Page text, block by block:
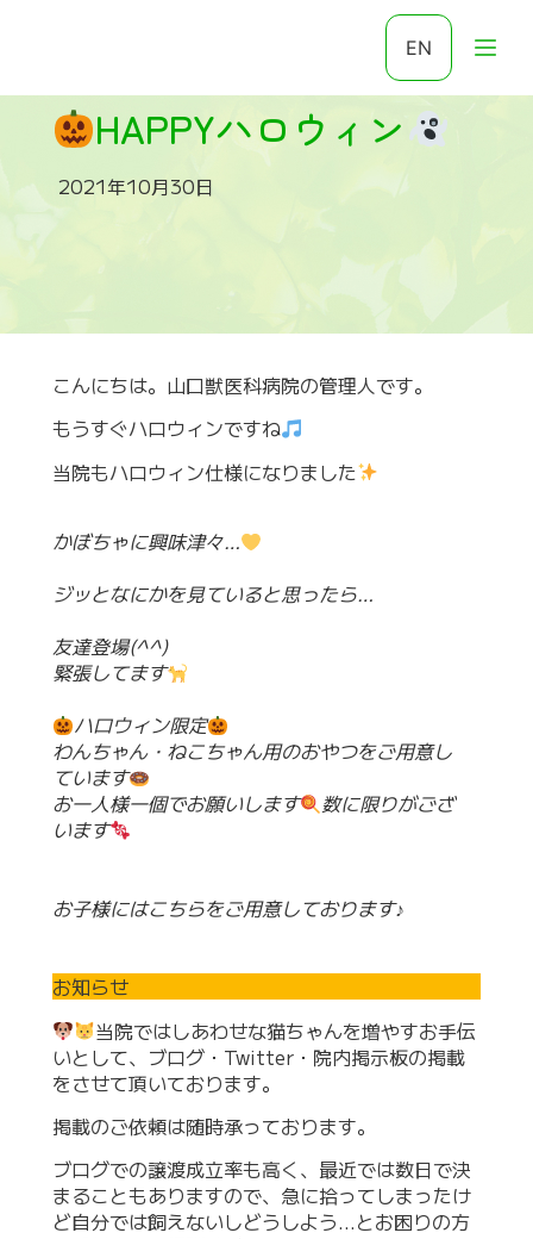
EN
HAPPYハロウィン
2021年10月30日
こんにちは。山口獣医科病院の管理人です。
もうすぐハロウィンですね
当院もハロウィン仕様になりました
かぼちゃに興味津々…
ジッとなにかを見ていると思ったら…
友達登場(^^)
緊張してます
ハロウィン限定
わんちゃん・ねこちゃん用のおやつをご用意し
ています
お一人様一個でお願いします
数に限りがござ
います
お子様にはこちらをご用意しております♪
お知らせ
当院ではしあわせな猫ちゃんを増やすお手伝
いとして、ブログ・Twitter・院内掲示板の掲載
をさせて頂いております。
掲載のご依頼は随時承っております。
ブログでの譲渡成立率も高く、最近では数日で決
まることもありますので、急に拾ってしまったけ
ど自分では飼えないしどうしよう…とお困りの方